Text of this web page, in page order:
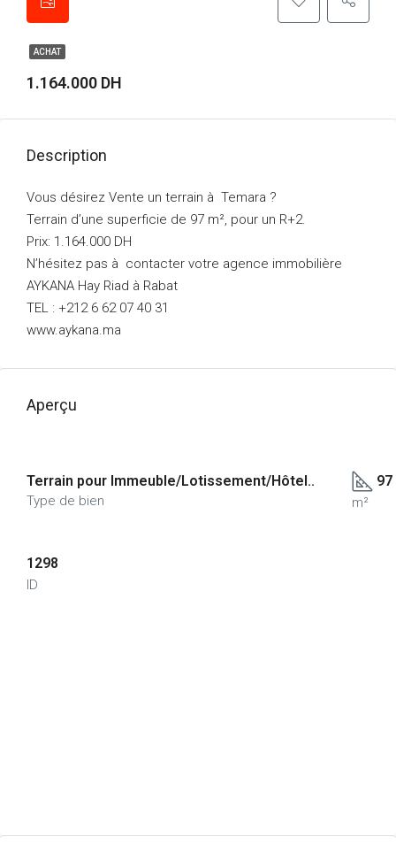
ACHAT
1.164.000 DH
Description
Vous désirez Vente un terrain à Temara ?
Terrain d’une superficie de 97 m², pour un R+2.
Prix: 1.164.000 DH
N’hésitez pas à contacter votre agence immobilière
AYKANA Hay Riad à Rabat
TEL : +212 6 62 07 40 31
www.aykana.ma
Aperçu
Terrain pour Immeuble/Lotissement/Hôtel..
Type de bien
97
m²
1298
ID